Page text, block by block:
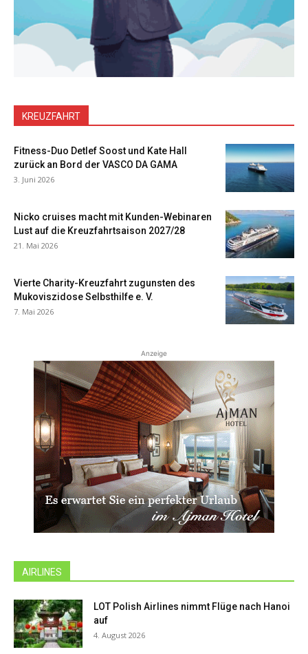
KREUZFAHRT
Fitness-Duo Detlef Soost und Kate Hall
zurück an Bord der VASCO DA GAMA
3. Juni 2026
Nicko cruises macht mit Kunden-Webinaren
Lust auf die Kreuzfahrtsaison 2027/28
21. Mai 2026
Vierte Charity-Kreuzfahrt zugunsten des
Mukoviszidose Selbsthilfe e. V.
7. Mai 2026
Anzeige
AIRLINES
LOT Polish Airlines nimmt Flüge nach Hanoi
auf
4. August 2026